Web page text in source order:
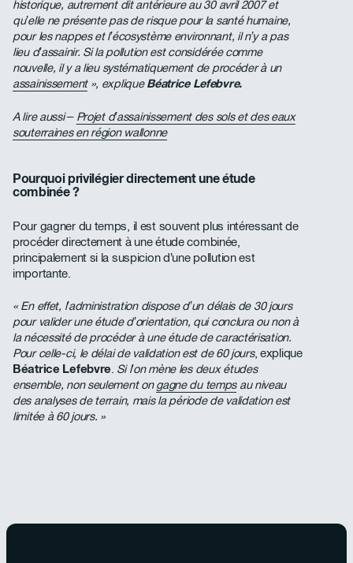
historique, autrement dit antérieure au 30 avril 2007 et
qu’elle ne présente pas de risque pour la santé humaine,
pour les nappes et l’écosystème environnant, il n’y a pas
lieu d’assainir. Si la pollution est considérée comme
nouvelle, il y a lieu systématiquement de procéder à un
assainissement», expliqueBéatrice Lefebvre.
A lire aussi – Projet d’assainissement des sols et des eaux
souterraines en région wallonne
Pourquoi privilégier directement une étude
combinée ?
Pour gagner du temps, il est souvent plus intéressant de
procéder directement à une étude combinée,
principalement si la suspicion d’une pollution est
importante.
« En effet, l’administration dispose d’un délais de 30 jours
pour valider une étude d’orientation, qui conclura ou non à
la nécessité de procéder à une étude de caractérisation.
Pour celle-ci, le délai de validation est de 60 jours, explique
Béatrice Lefebvre. Si l’on mène les deux études
ensemble, non seulement ongagne du tempsau niveau
des analyses de terrain, mais la période de validation est
limitée à 60 jours. »